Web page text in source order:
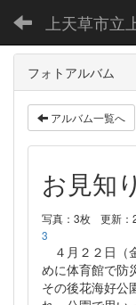
上天草市立
フォトアルバム
アルバム一覧へ
お見知
写真：3枚 更新
3
４月２２日（
めに体育館で防
その後花海好公